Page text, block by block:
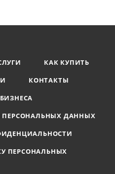
КАК КУПИТЬ
КОНТАКТЫ
ДАННЫХ
ПЕРСОНАЛЬНЫХ